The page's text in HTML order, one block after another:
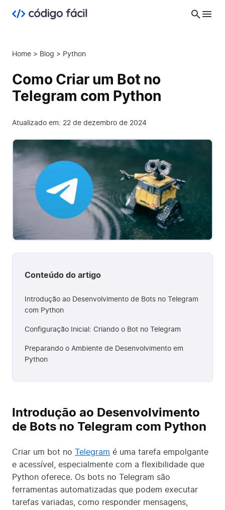
Home > Blog > Python
Como Criar um Bot no
Telegram com Python
Atualizado em: 22 de dezembro de 2024
Introdução ao Desenvolvimento
de Bots no Telegram com Python
Criar um bot no Telegram é uma tarefa empolgante
e acessível, especialmente com a flexibilidade que
Python oferece. Os bots no Telegram são
ferramentas automatizadas que podem executar
tarefas variadas, como responder mensagens,
Conteúdo do artigo
Introdução ao Desenvolvimento de Bots no Telegram
com Python
Configuração Inicial: Criando o Bot no Telegram
Preparando o Ambiente de Desenvolvimento em
Python